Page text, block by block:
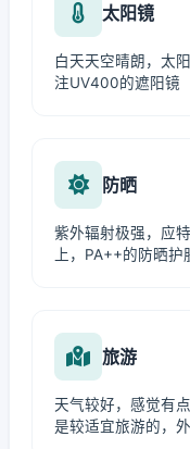
太阳镜
白天天空晴朗，太
注UV400的遮阳镜
防晒
紫外辐射极强，应
上，PA++的防晒护
旅游
天气较好，感觉有
是较适宜旅游的，